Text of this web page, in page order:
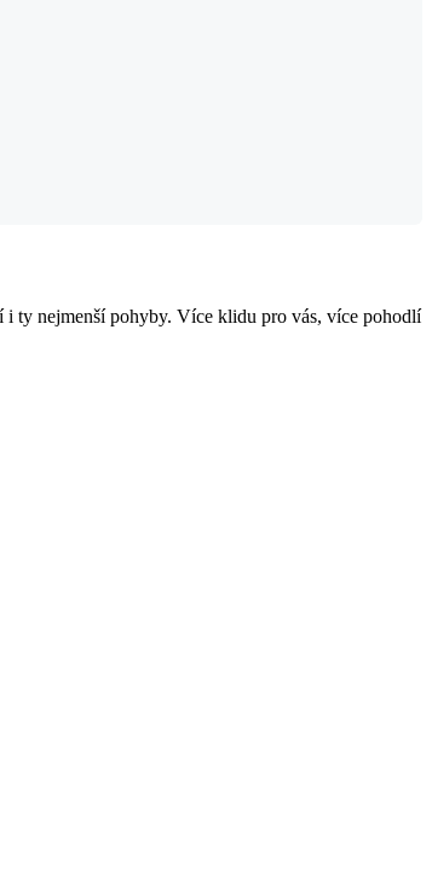
i ty nejmenší pohyby. Více klidu pro vás, více pohodlí